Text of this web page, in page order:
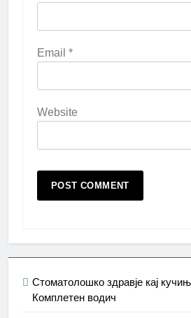
Email *
Website
Стоматолошко здравје кај
Комплетен водич